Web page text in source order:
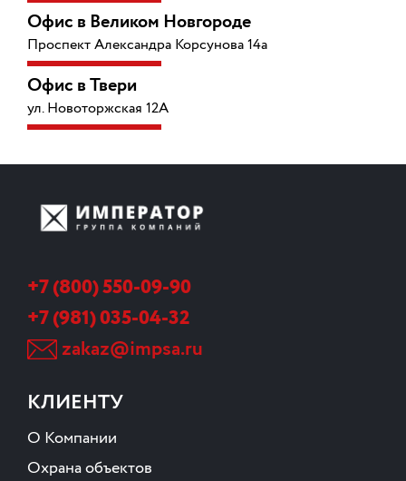
Офис в Великом Новгороде
Проспект Александра Корсунова 14а
Офис в Твери
ул. Новоторжская 12А
+7 (800) 550-09-90
+7 (981) 035-04-32
zakaz@impsa.ru
КЛИЕНТУ
О Компании
Охрана объектов